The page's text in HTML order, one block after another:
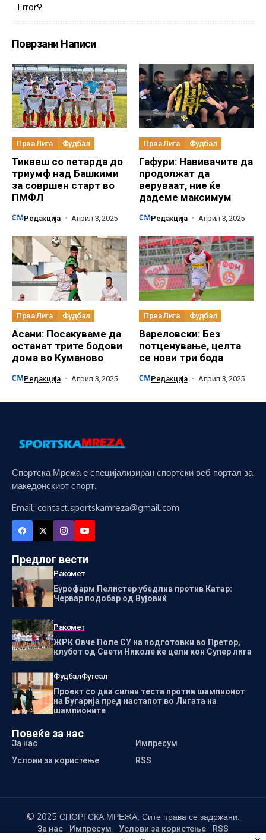
Error9
Поврзани Написи
Прва Лига Фудбал
Тиквеш со петарда до
триумф над Башкими
за совршен старт во
ПМФЛ
Редакција Април 3, 2025
Прва Лига Фудбал
Гафури: Навивачите да
продолжат да
веруваат, ние ќе
дадеме максимум
Редакција Април 3, 2025
Прва Лига Фудбал
Асани: Посакуваме да
останат трите бодови
дома во Куманово
Редакција Април 3, 2025
Прва Лига Фудбал
Вареловски: Без
потценување, целта
се нови три бода
Редакција Април 3, 2025
Спортска Мрежа е специјализиран спортски веб портал за
македонскиот спорт.
Email: contact.sportskamreza@gmail.com
Предлог вести
Ракомет
Еурофарм Пелистер убедлив против Катар:
Червар подобар од Вујовиќ
Ракомет
ЖРК Овче Поле СУ на подготовки во Претор,
клубот од Свети Николе ќе цели кон Супер лига
ФудбалФутсал
Проект со два силни теста против шампионот
на Бугарија пред настапот во Лигата на
шампионите
Повеќе за нас
За нас
Импресум
Услови за користење
RSS
© 2025 СПОРТСКА МРЕЖА. Сите права се задржани.
За нас Импресум Услови за користење RSS